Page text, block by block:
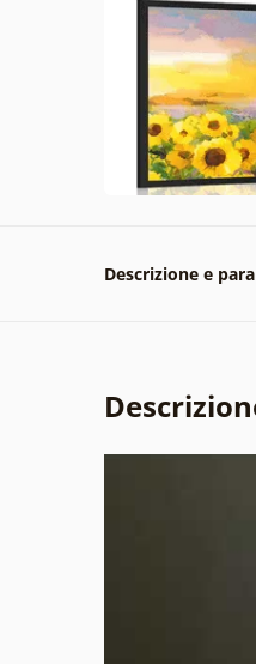
Descrizione e